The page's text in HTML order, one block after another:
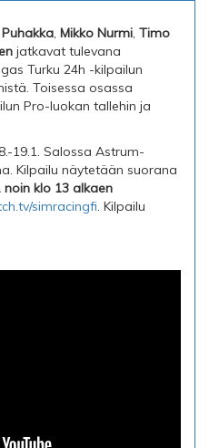
, Mikko Nurmi, Timo
jatkavat tulevana
Turku 24h -kilpailun
Toisessa osassa
Pro-luokan tallehin ja
19.1. Salossa Astrum-
Kilpailu näytetään suorana
klo 13 alkaen
simracingfi. Kilpailu